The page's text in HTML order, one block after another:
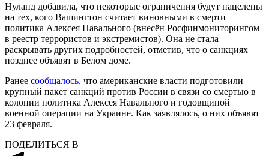
Нуланд добавила, что некоторые ограничения будут нацелены
на тех, кого Вашингтон считает виновными в смерти
политика Алексея Навального (внесён Росфинмониторингом
в реестр террористов и экстремистов). Она не стала
раскрывать других подробностей, отметив, что о санкциях
позднее объявят в Белом доме.
Ранее сообщалось, что американские власти подготовили
крупный пакет санкций против России в связи со смертью в
колонии политика Алексея Навального и годовщиной
военной операции на Украине. Как заявлялось, о них объявят
23 февраля.
ПОДЕЛИТЬСЯ В